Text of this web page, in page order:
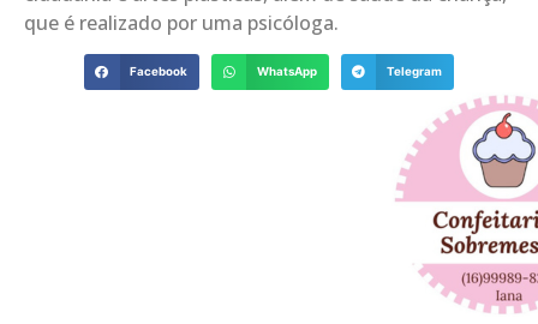
que é realizado por uma psicóloga.
Facebook WhatsApp Telegram